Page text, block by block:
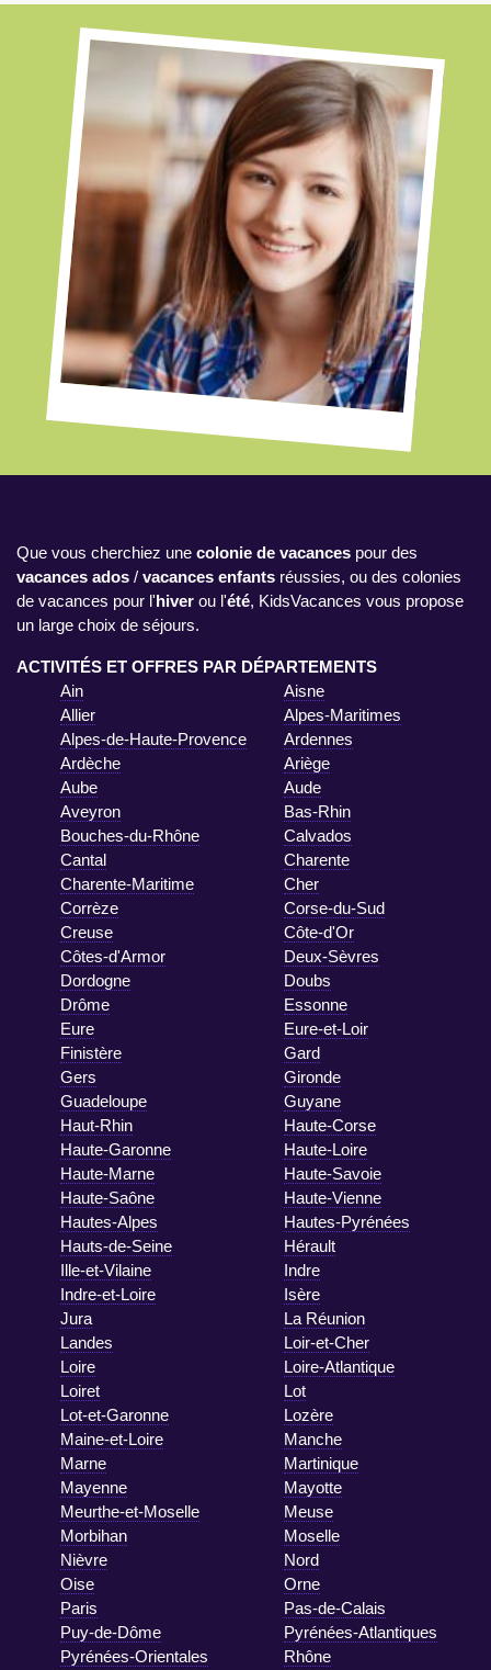
Que vous cherchiez une colonie de vacances pour des
vacances ados / vacances enfants réussies, ou des colonies
de vacances pour l'hiver ou l'été, KidsVacances vous propose
un large choix de séjours.
ACTIVITÉS ET OFFRES PAR DÉPARTEMENTS
Ain
Aisne
Allier
Alpes-Maritimes
Alpes-de-Haute-Provence
Ardennes
Ardèche
Ariège
Aube
Aude
Aveyron
Bas-Rhin
Bouches-du-Rhône
Calvados
Cantal
Charente
Charente-Maritime
Cher
Corrèze
Corse-du-Sud
Creuse
Côte-d'Or
Côtes-d'Armor
Deux-Sèvres
Dordogne
Doubs
Drôme
Essonne
Eure
Eure-et-Loir
Finistère
Gard
Gers
Gironde
Guadeloupe
Guyane
Haut-Rhin
Haute-Corse
Haute-Garonne
Haute-Loire
Haute-Marne
Haute-Savoie
Haute-Saône
Haute-Vienne
Hautes-Alpes
Hautes-Pyrénées
Hauts-de-Seine
Hérault
Ille-et-Vilaine
Indre
Indre-et-Loire
Isère
Jura
La Réunion
Landes
Loir-et-Cher
Loire
Loire-Atlantique
Loiret
Lot
Lot-et-Garonne
Lozère
Maine-et-Loire
Manche
Marne
Martinique
Mayenne
Mayotte
Meurthe-et-Moselle
Meuse
Morbihan
Moselle
Nièvre
Nord
Oise
Orne
Paris
Pas-de-Calais
Puy-de-Dôme
Pyrénées-Atlantiques
Pyrénées-Orientales
Rhône